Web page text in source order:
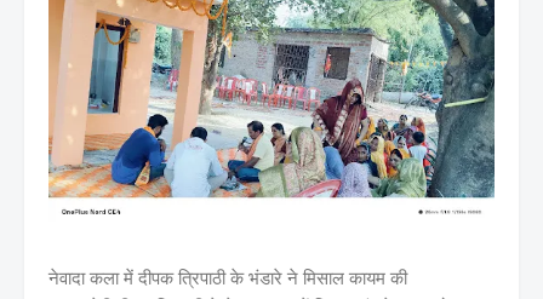
नेवादा कला में दीपक त्रिपाठी के भंडारे ने मिसाल कायम की